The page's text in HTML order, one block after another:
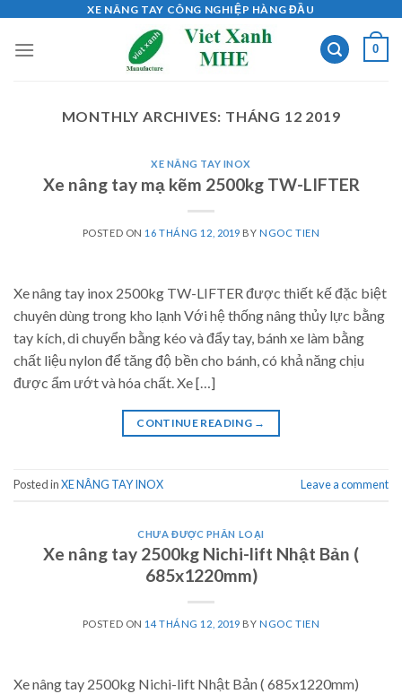
content
XE NÂNG TAY CÔNG NGHIỆP HÀNG ĐẦU
0
MONTHLY ARCHIVES: THÁNG 12 2019
XE NÂNG TAY INOX
Xe nâng tay mạ kẽm 2500kg TW-LIFTER
POSTED ON 16 THÁNG 12, 2019 BYNGOC TIEN
Xe nâng tay inox 2500kg TW-LIFTER được thiết kế đặc biệt
chuyên dùng trong kho lạnh Với hệ thống nâng thủy lực bằng
tay kích, di chuyển bằng kéo và đẩy tay, bánh xe làm bằng
chất liệu nylon để tăng độ bền cho bánh, có khả năng chịu
được ẩm ướt và hóa chất. Xe […]
CONTINUE READING →
Posted inXE NÂNG TAY INOX Leave a comment
CHƯA ĐƯỢC PHÂN LOẠI
Xe nâng tay 2500kg Nichi-lift Nhật Bản (
685x1220mm)
POSTED ON 14 THÁNG 12, 2019 BYNGOC TIEN
Xe nâng tay 2500kg Nichi-lift Nhật Bản ( 685x1220mm)